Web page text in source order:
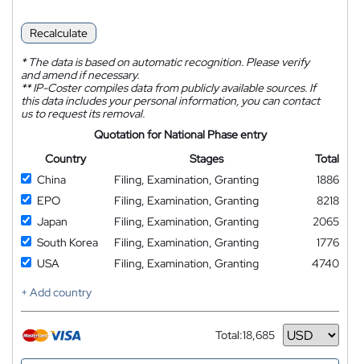
Recalculate
*The data is based on automatic recognition. Please verify
and amend if necessary.
**IP-Coster compiles data from publicly available sources. If
this data includes your personal information, you can contact
us to request its removal.
Quotation for National Phase entry
Country
Stages
Total
China
Filing, Examination, Granting
1886
EPO
Filing, Examination, Granting
8218
Japan
Filing, Examination, Granting
2065
South Korea
Filing, Examination, Granting
1776
USA
Filing, Examination, Granting
4740
+ Add country
Total:18,685
Currency